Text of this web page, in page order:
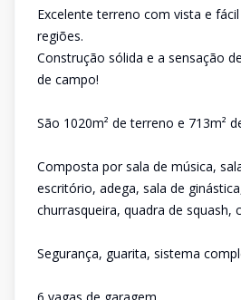
Excelente terreno com vista e
regiões.
Construção sólida e a sensação
de campo!
São 1020m² de terreno e 713m²
Composta por sala de música,
escritório, adega, sala de
churrasqueira, quadra de squash,
Segurança, guarita, sistema